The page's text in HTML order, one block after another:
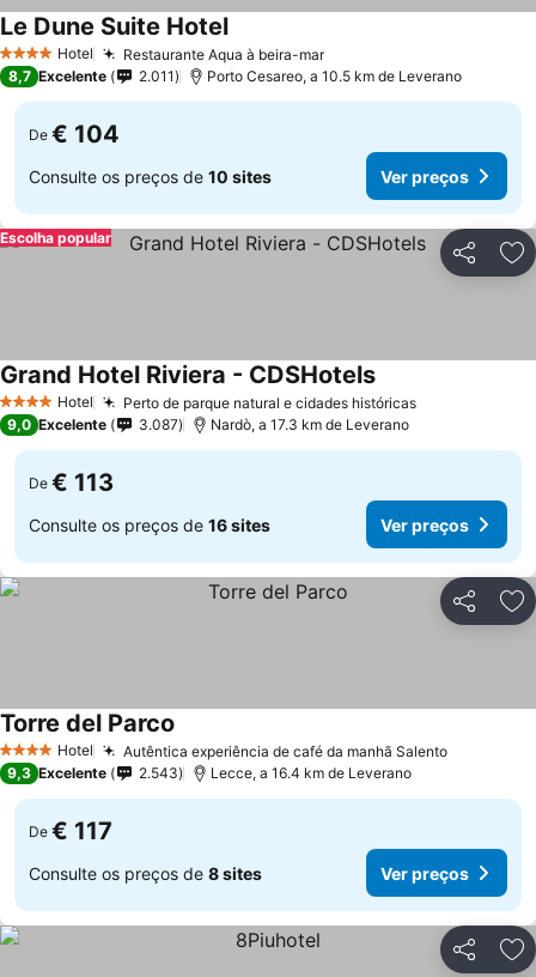
4 EstrelasHotel Restaurante Aqua à beira-marVer preços
Le Dune Suite HotelVer preços
8,7 Excelente 2.011 Porto Cesareo, a 10.5 km de Leverano
De € 104
Consulte os preços de 10 sites Ver preços
Partilhar
Escolha popular
4 EstrelasHotel Perto de parque natural e cidades históricasVer preços
Grand Hotel Riviera - CDSHotelsVer preços
9,0 Excelente 3.087 Nardò, a 17.3 km de Leverano
De € 113
Consulte os preços de 16 sites Ver preços
Partilhar
4 EstrelasHotel Autêntica experiência de café da manhã SalentoVer
Torre del Parco
9,3 Excelente 2.543 Lecce, a 16.4 km de Leverano
De € 117
Consulte os preços de 8 sites Ver preços
Partilhar